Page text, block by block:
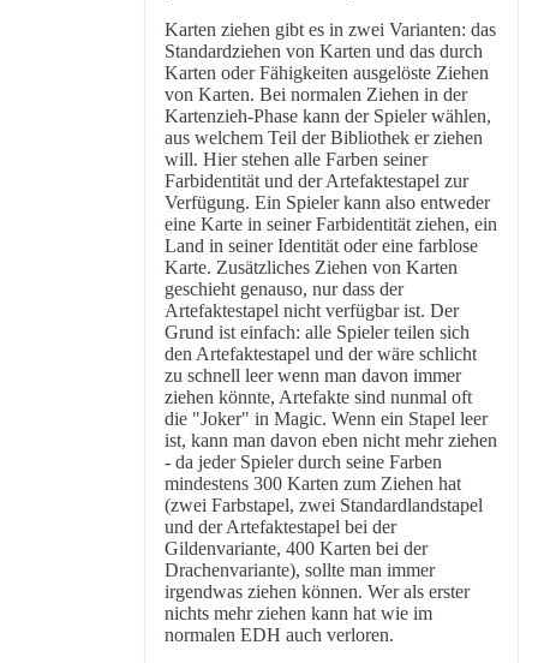
Karten ziehen gibt es in zwei Varianten: das
Standardziehen von Karten und das durch
Karten oder Fähigkeiten ausgelöste Ziehen
von Karten. Bei normalen Ziehen in der
Kartenzieh-Phase kann der Spieler wählen,
aus welchem Teil der Bibliothek er ziehen
will. Hier stehen alle Farben seiner
Farbidentität und der Artefaktestapel zur
Verfügung. Ein Spieler kann also entweder
eine Karte in seiner Farbidentität ziehen, ein
Land in seiner Identität oder eine farblose
Karte. Zusätzliches Ziehen von Karten
geschieht genauso, nur dass der
Artefaktestapel nicht verfügbar ist. Der
Grund ist einfach: alle Spieler teilen sich
den Artefaktestapel und der wäre schlicht
zu schnell leer wenn man davon immer
ziehen könnte, Artefakte sind nunmal oft
die "Joker" in Magic. Wenn ein Stapel leer
ist, kann man davon eben nicht mehr ziehen
- da jeder Spieler durch seine Farben
mindestens 300 Karten zum Ziehen hat
(zwei Farbstapel, zwei Standardlandstapel
und der Artefaktestapel bei der
Gildenvariante, 400 Karten bei der
Drachenvariante), sollte man immer
irgendwas ziehen können. Wer als erster
nichts mehr ziehen kann hat wie im
normalen EDH auch verloren.